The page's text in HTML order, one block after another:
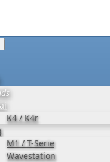
K4 / K4r
M1 / T-Serie
Wavestation